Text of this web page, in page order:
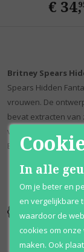
€ 34,
Britney Spears
Spears Hidden
vrouwen. De
bevat extracten van
vanille en amber.
Britney Spears
Kortingen
tot wel 70%
In alle
Om je beter en
en vergelijkbare
waardoor de
cookies om
maken. Ook